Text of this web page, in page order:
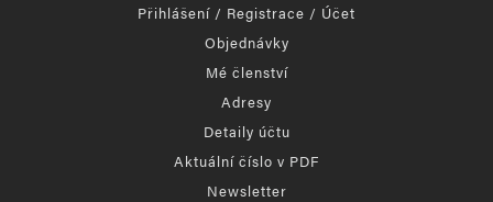
Přihlášení / Registrace / Účet
Objednávky
Mé členství
Adresy
Detaily účtu
Aktuální číslo v PDF
Newsletter